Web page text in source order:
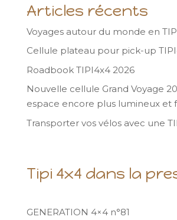
Articles récents
Voyages autour du monde en
Cellule plateau pour pick-up
Roadbook TIPI4x4 2026
Nouvelle cellule Grand Voyage
espace encore plus lumineux et
Transporter vos vélos avec une
Tipi 4x4 dans la
GENERATION 4×4 n°81